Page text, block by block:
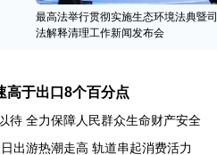
最高法举行贯彻实施生态环境法典暨司
法解释清理工作新闻发布会
高于出口8个百分点
待 全力保障人民群众生命财产安全
日出游热潮走高 轨道串起消费活力